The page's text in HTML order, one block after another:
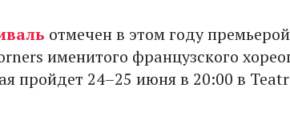
отмечен в этом году премьерой
именитого французского
пройдет 24–25 июня в 20:00 в